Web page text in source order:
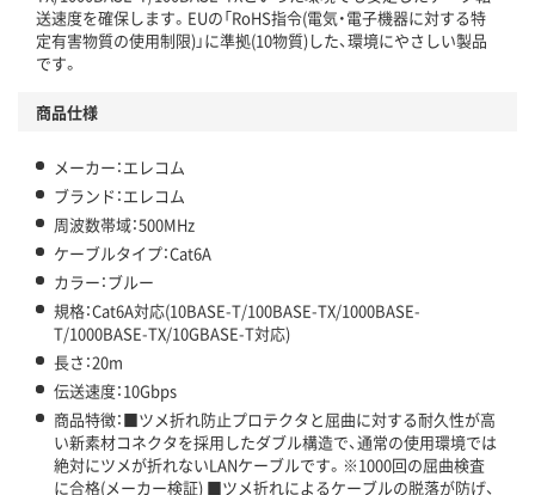
送速度を確保します。EUの「RoHS指令(電気・電子機器に対する特
定有害物質の使用制限)」に準拠(10物質)した、環境にやさしい製品
です。
商品仕様
メーカー：エレコム
ブランド：エレコム
周波数帯域：500MHz
ケーブルタイプ：Cat6A
カラー：ブルー
規格：Cat6A対応(10BASE-T/100BASE-TX/1000BASE-
T/1000BASE-TX/10GBASE-T対応)
長さ：20m
伝送速度：10Gbps
商品特徴：■ツメ折れ防止プロテクタと屈曲に対する耐久性が高
い新素材コネクタを採用したダブル構造で、通常の使用環境では
絶対にツメが折れないLANケーブルです。※1000回の屈曲検査
に合格(メーカー検証) ■ツメ折れによるケーブルの脱落が防げ、